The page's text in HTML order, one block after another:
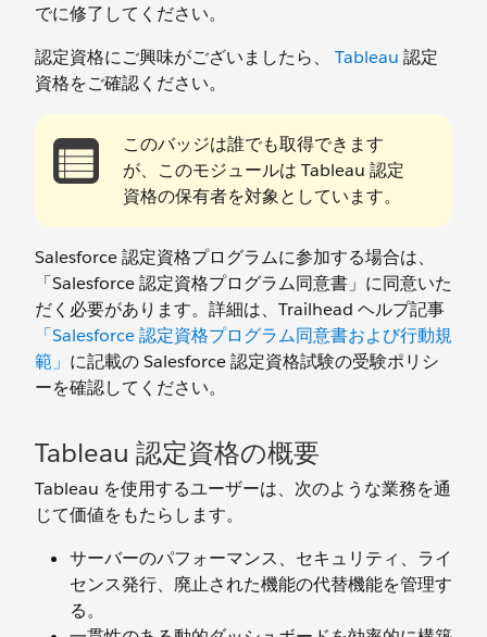
でに修了してください。
認定資格にご興味がございましたら、 Tableau 認定
資格をご確認ください。
このバッジは誰でも取得できます
が、このモジュールは Tableau 認定
資格の保有者を対象としています。
Salesforce 認定資格プログラムに参加する場合は、
「Salesforce 認定資格プログラム同意書」に同意いた
だく必要があります。詳細は、Trailhead ヘルプ記事
「Salesforce 認定資格プログラム同意書および行動規
範」 に記載の Salesforce 認定資格試験の受験ポリシ
ーを確認してください。
Tableau 認定資格の概要
Tableau を使用するユーザーは、次のような業務を通
じて価値をもたらします。
サーバーのパフォーマンス、セキュリティ、ライ
センス発行、廃止された機能の代替機能を管理す
る。